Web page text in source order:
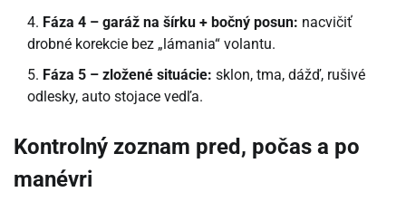
Fáza 4 – garáž na šírku + bočný posun: nacvičiť
drobné korekcie bez „lámania“ volantu.
Fáza 5 – zložené situácie: sklon, tma, dážď, rušivé
odlesky, auto stojace vedľa.
Kontrolný zoznam pred, počas a po
manévri